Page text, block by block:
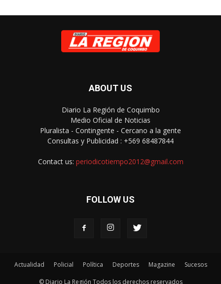
ABOUT US
Diario La Región de Coquimbo
Medio Oficial de Noticias
Pluralista - Contingente - Cercano a la gente
Consultas y Publicidad : +569 68487844
Contact us: periodicotiempo2012@gmail.com
FOLLOW US
Actualidad Policial Política Deportes Magazine Sucesos
© Diario La Región Todos los derechos reservados